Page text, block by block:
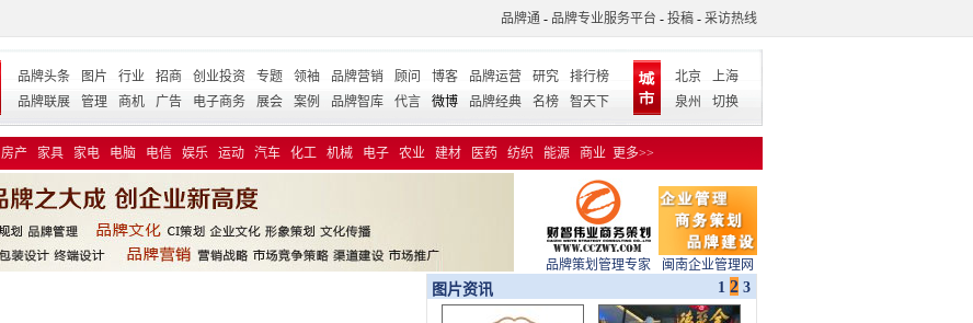
品牌通 - 品牌专业服务平台 - 投稿 - 采访热线
品牌头条 图片 行业 招商 创业投资 专题 领袖 品牌营销 顾问 博客 品牌运营 研究
排行榜
品牌联展
管理 商机 广告 电子商务 展会 案例 品牌智库 代言 微博 品牌经典 名榜 智天下
北京
上海
泉州
切换
房产 家具 家电 电脑 电信 娱乐 运动 汽车 化工 机械 电子 农业 建材 医药 纺织 能源 商业 更多>>
品牌策划管理专家
闽南企业管理网
图片资讯 1 2 3